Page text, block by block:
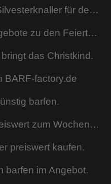
Futterfleisch - Silvesterknaller für den Napf.
Rind Mixe - Angebote zu den Feiertagen.
das Christkind.
BARF-factory.de
barfen.
Futterfleisch preiswert zum Wochenende.
preiswert kaufen.
barfen im Angebot.